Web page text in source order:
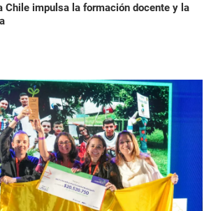
Chile impulsa la formación docente y la